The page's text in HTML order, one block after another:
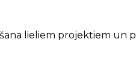
lieliem projektiem un